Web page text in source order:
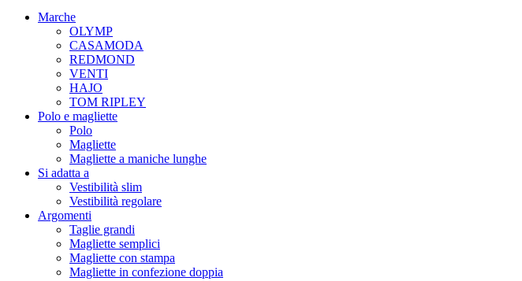
Marche
OLYMP
CASAMODA
REDMOND
VENTI
HAJO
TOM RIPLEY
Polo e magliette
Polo
Magliette
Magliette a maniche lunghe
Si adatta a
Vestibilità slim
Vestibilità regolare
Argomenti
Taglie grandi
Magliette semplici
Magliette con stampa
Magliette in confezione doppia